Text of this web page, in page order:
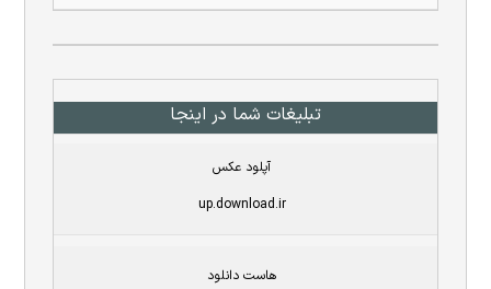
تبلیغات شما در اینجا
آپلود عکس
up.download.ir
هاست دانلود